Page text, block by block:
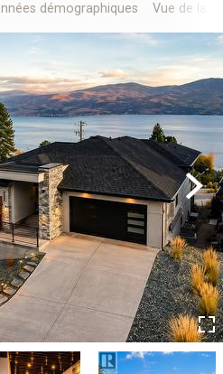
démographiques Vue de la
Next